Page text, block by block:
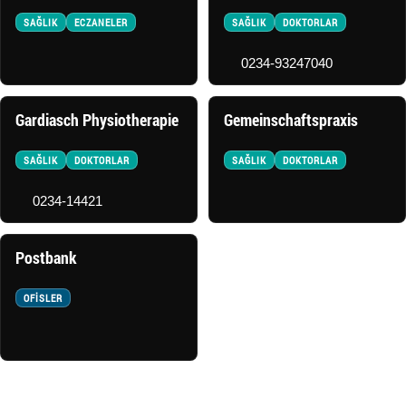
SAĞLIK ECZANELER SAĞLIK DOKTORLAR
0234-93247040
SAĞLIK DOKTORLAR
Gardiasch Physiotherapie
0234-14421
SAĞLIK DOKTORLAR
Gemeinschaftspraxis
OFISLER
Postbank